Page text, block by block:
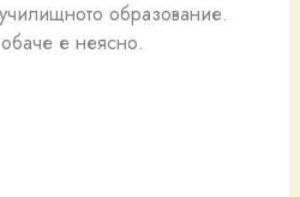
образование.
е неясно.